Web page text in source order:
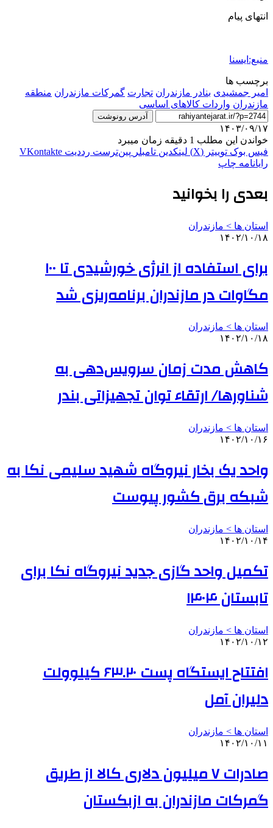
انتهای پیام
منبع:ایسنا
برچسب ها
امیر جمشیدی بنادر مازندران تجارت گمرکات مازندران منطقه
مازندران واردات کالاهای اساسی
آدرس رونوشت
۱۴۰۳/۰۹/۱۷
خواندن این مطلب 1 دقیقه زمان میبرد
فیس بوک توییتر (X) لینکدین ‫تامبلر ‫پین‌ترست ‫رددیت ‫VKontakte
رایانامه چاپ
بعدی را بخوانید
استان ها > مازندران
۱۴۰۲/۱۰/۱۸
برای استفاده از انرژی خورشیدی تا ۱۰۰
مگاوات در مازندران برنامه‌ریزی شد
استان ها > مازندران
۱۴۰۲/۱۰/۱۸
کاهش مدت زمان سرویس‌دهی به
شناورها/ ارتقاء توان تجهیزاتی بندر
استان ها > مازندران
۱۴۰۲/۱۰/۱۶
واحد یک بخار نیروگاه شهید سلیمی نکا به
شبکه برق کشور پیوست
استان ها > مازندران
۱۴۰۲/۱۰/۱۴
تکمیل واحد گازی جدید نیروگاه نکا برای
تابستان ۱۴۰۴
استان ها > مازندران
۱۴۰۲/۱۰/۱۲
افتتاح ایستگاه پست ۶۳.۲۰ کیلوولت
دلیران آمل
استان ها > مازندران
۱۴۰۲/۱۰/۱۱
صادرات ۷ میلیون دلاری کالا از طریق
گمرکات مازندران به ازبکستان